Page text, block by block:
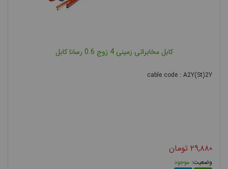
کابل مخابراتی زمینی 4 زوج 0.6 رسانا کابل
cable code : A2Y(St)2Y
۲۹,۸۸۰ تومان
موجود